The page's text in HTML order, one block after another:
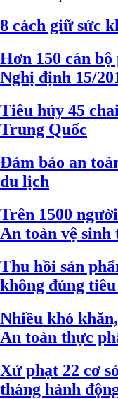
8 cách giữ sức
Hơn 150 cán
Nghị định 15/
Tiêu hủy 45
Trung Quốc
Đảm bảo an
du lịch
Trên 1500
An toàn vệ sinh
Thu hồi sản
không đúng
Nhiều khó
An toàn thực
Xử phạt 22 cơ
tháng hành